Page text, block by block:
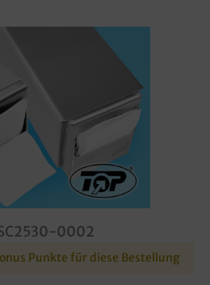
0002
Punkte für diese Bestellung